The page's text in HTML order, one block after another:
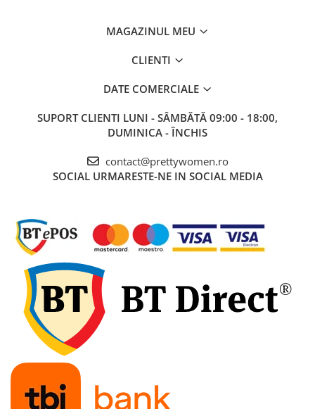
MAGAZINUL MEU
CLIENTI
DATE COMERCIALE
SUPORT CLIENTI LUNI - SÂMBĂTĂ 09:00 - 18:00,
DUMINICA - ÎNCHIS
contact@prettywomen.ro
SOCIAL URMARESTE-NE IN SOCIAL MEDIA